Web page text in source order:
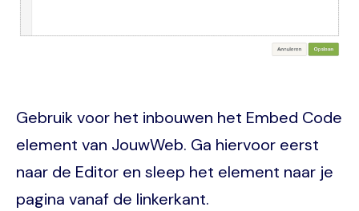
Gebruik voor het inbouwen het Embed Code
element van JouwWeb. Ga hiervoor eerst
naar de Editor en sleep het element naar je
pagina vanaf de linkerkant.